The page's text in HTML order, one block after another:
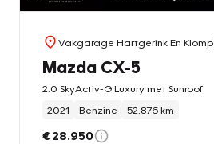
Vakgarage Hartgerink En Klomp
Mazda CX-5
2.0 SkyActiv-G Luxury met Sunroof
2021
Benzine 52.876 km
€ 28.950